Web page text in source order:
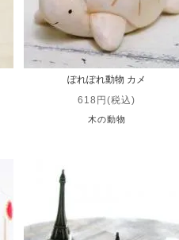
ぽれぽれ動物 カメ
618円(税込)
木の動物